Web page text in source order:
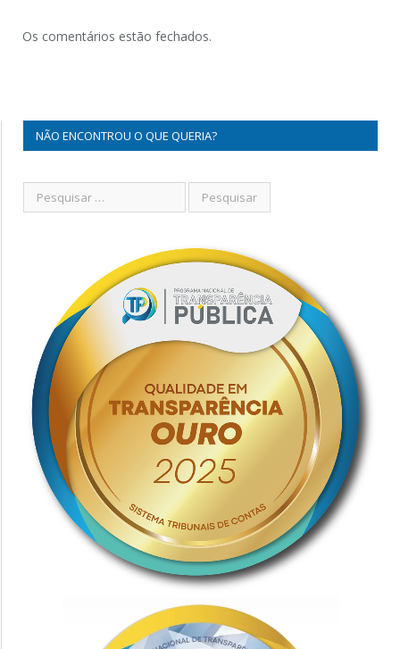
Os comentários estão fechados.
NÃO ENCONTROU O QUE QUERIA?